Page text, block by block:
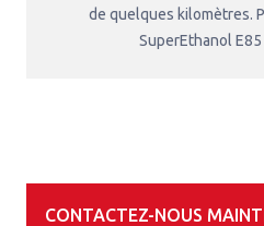
de quelques kilomètres.
SuperEthanol E85
CONTACTEZ-NOUS